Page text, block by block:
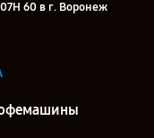
60 в г. Воронеж
60 в г. Киров